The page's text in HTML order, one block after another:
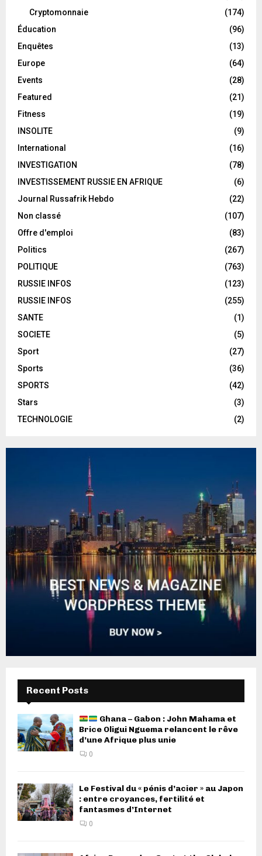
Cryptomonnaie
(174)
Éducation
(96)
Enquêtes
(13)
Europe
(64)
Events
(28)
Featured
(21)
Fitness
(19)
INSOLITE
(9)
International
(16)
INVESTIGATION
(78)
INVESTISSEMENT RUSSIE EN AFRIQUE
(6)
Journal Russafrik Hebdo
(22)
Non classé
(107)
Offre d'emploi
(83)
Politics
(267)
POLITIQUE
(763)
RUSSIE INFOS
(123)
RUSSIE INFOS
(255)
SANTE
(1)
SOCIETE
(5)
Sport
(27)
Sports
(36)
SPORTS
(42)
Stars
(3)
TECHNOLOGIE
(2)
Recent Posts
Ghana – Gabon : John Mahama et
Brice Oligui Nguema relancent le rêve
d’une Afrique plus unie
0
Le Festival du « pénis d’acier » au Japon
: entre croyances, fertilité et
fantasmes d’Internet
0